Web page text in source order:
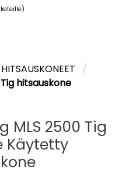
hitsauskone
MLS 2500 Tig
Käytetty